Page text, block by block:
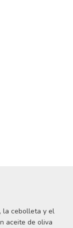
la cebolleta y el
aceite de oliva